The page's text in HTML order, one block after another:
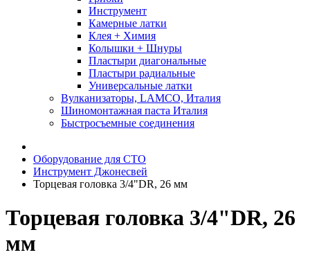
Инструмент
Камерные латки
Клея + Химия
Колышки + Шнуры
Пластыри диагональные
Пластыри радиальные
Универсальные латки
Вулканизаторы, LAMCO, Италия
Шиномонтажная паста Италия
Быстросъемные соединения
Оборудование для СТО
Инструмент Джонесвей
Торцевая головка 3/4"DR, 26 мм
Торцевая головка 3/4"DR, 26
мм